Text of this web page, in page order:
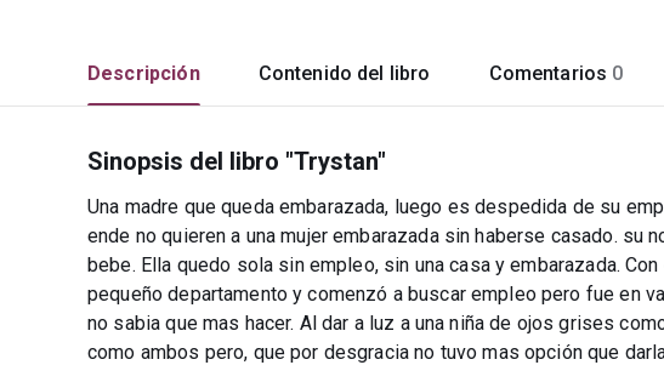
Descripción Contenido del libro Comentarios 0
Sinopsis del libro "Trystan"
Una madre que queda embarazada, luego es despedida de su
ende no quieren a una mujer embarazada sin haberse casado. su
bebe. Ella quedo sola sin empleo, sin una casa y embarazada.
pequeño departamento y comenzó a buscar empleo pero fue en
no sabia que mas hacer. Al dar a luz a una niña de ojos grises
como ambos pero, que por desgracia no tuvo mas opción que